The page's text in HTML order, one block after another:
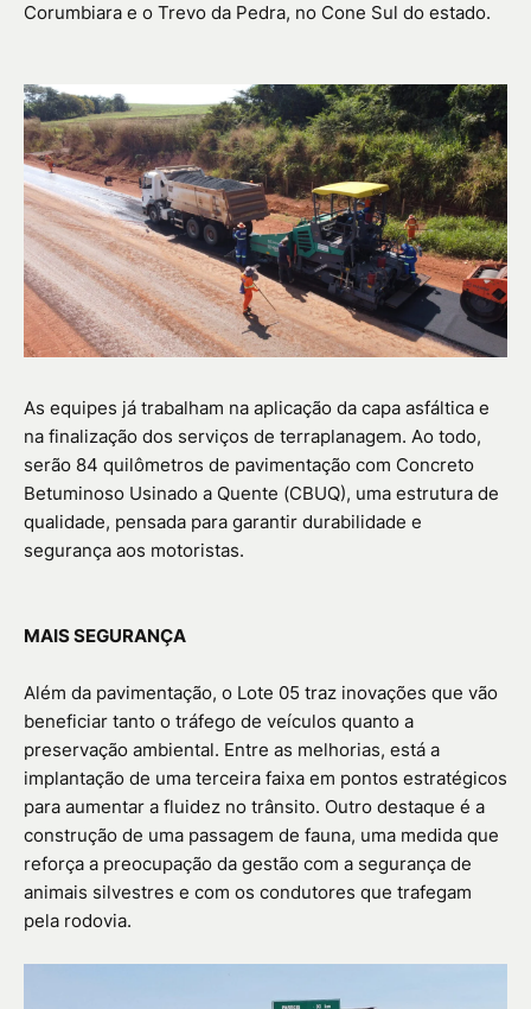
Corumbiara e o Trevo da Pedra, no Cone Sul do estado.
As equipes já trabalham na aplicação da capa asfáltica e
na finalização dos serviços de terraplanagem. Ao todo,
serão 84 quilômetros de pavimentação com Concreto
Betuminoso Usinado a Quente (CBUQ), uma estrutura de
qualidade, pensada para garantir durabilidade e
segurança aos motoristas.
MAIS SEGURANÇA
Além da pavimentação, o Lote 05 traz inovações que vão
beneficiar tanto o tráfego de veículos quanto a
preservação ambiental. Entre as melhorias, está a
implantação de uma terceira faixa em pontos estratégicos
para aumentar a fluidez no trânsito. Outro destaque é a
construção de uma passagem de fauna, uma medida que
reforça a preocupação da gestão com a segurança de
animais silvestres e com os condutores que trafegam
pela rodovia.